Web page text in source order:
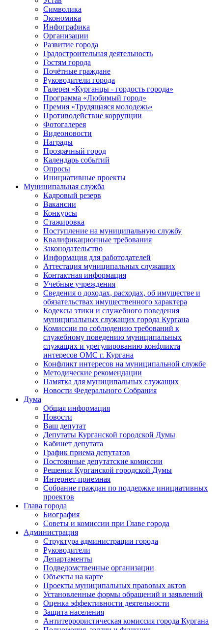
Символика
Экономика
Инфографика
Организации
Развитие города
Градостроительная деятельность
Гостям города
Почётные граждане
Руководители города
Галерея «Курганцы - гордость города»
Программа «Любимый город»
Премия «Трудящаяся молодежь»
Противодействие коррупции
Фотогалерея
Видеоновости
Награды
Прозрачный город
Календарь событий
Опросы
Инициативные проекты
Муниципальная служба
Кадровый резерв
Вакансии
Конкурсы
Стажировка
Поступление на муниципальную службу
Квалификационные требования
Законодательство
Информация для работодателей
Аттестация муниципальных служащих
Контактная информация
Учебные учреждения
Сведения о доходах, расходах, об имуществе и
обязательствах имущественного характера
Кодексы этики и служебного поведения
муниципальных служащих города Кургана
Комиссии по соблюдению требований к
служебному поведению муниципальных
служащих и урегулированию конфликта
интересов ОМС г. Кургана
Конфликт интересов на муниципальной службе
Методические рекомендации
Памятка для муниципальных служащих
Новости Федерального Cобрания
Дума
Общая информация
Новости
Ваш депутат
Депутаты Курганской городской Думы
Кабинет депутата
График приема депутатов
Постоянные депутатские комиссии
Решения Курганской городской Думы
Интернет-приемная
Собрание граждан по поддержке инициативных
проектов
Глава города
Биография
Советы и комиссии при Главе города
Администрация
Структура администрации города
Руководители
Департаменты
Подведомственные организации
Объекты на карте
Проекты муниципальных правовых актов
Установленные формы обращений и заявлений
Оценка эффективности деятельности
Защита населения
Антитеррористическая комиссия города Кургана